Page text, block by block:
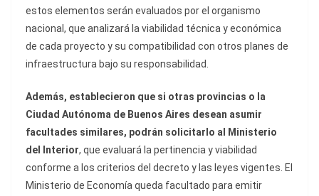
estos elementos serán evaluados por el organismo
nacional, que analizará la viabilidad técnica y económica
de cada proyecto y su compatibilidad con otros planes de
infraestructura bajo su responsabilidad.
Además, establecieron que si otras provincias o la
Ciudad Autónoma de Buenos Aires desean asumir
facultades similares, podrán solicitarlo al Ministerio
del Interior, que evaluará la pertinencia y viabilidad
conforme a los criterios del decreto y las leyes vigentes. El
Ministerio de Economía queda facultado para emitir